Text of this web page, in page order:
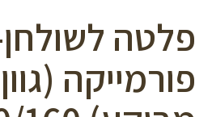
פלטה
פורמייקה